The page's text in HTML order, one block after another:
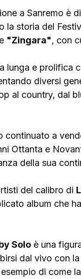
a Sanremo è
la storia del
"Zingara", con
lunga e prolifica
diversi
al country, dal
continuato a
Ottanta e
della sua
del calibro di
album che
Solo è una
dal vivo con
di come